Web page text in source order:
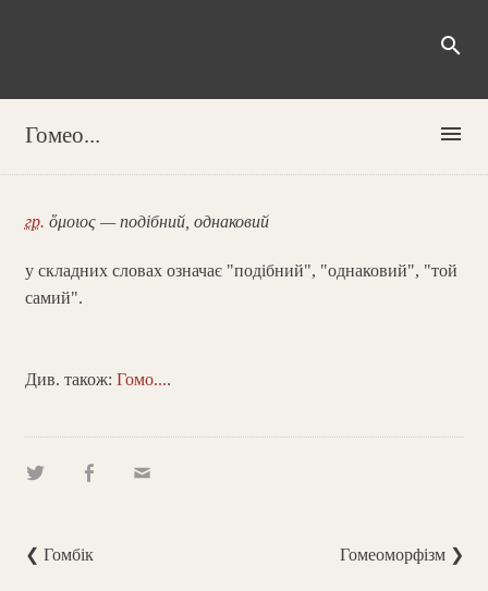
search
Гомео... menu
гр. ὅμοιος — подібний, однаковий
у складних словах означає "подібний", "однаковий", "той
самий".
Див. також: Гомо....
❮ Гомбік Гомеоморфізм ❯